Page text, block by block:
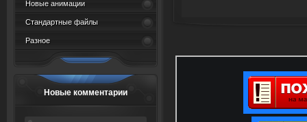
Новые анимации
Стандартные файлы
Разное
Новые комментарии